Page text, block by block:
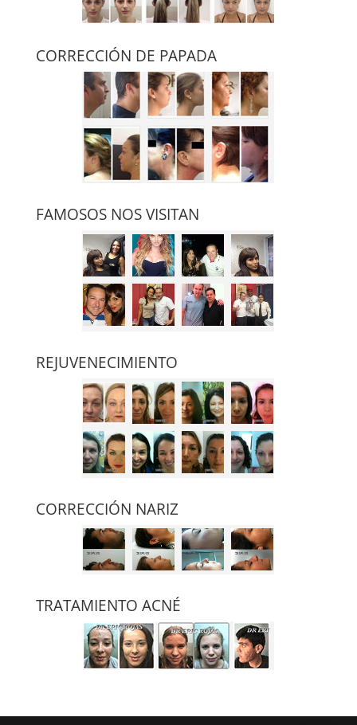
CORRECCIÓN DE PAPADA
FAMOSOS NOS VISITAN
REJUVENECIMIENTO
CORRECCIÓN NARIZ
TRATAMIENTO ACNÉ